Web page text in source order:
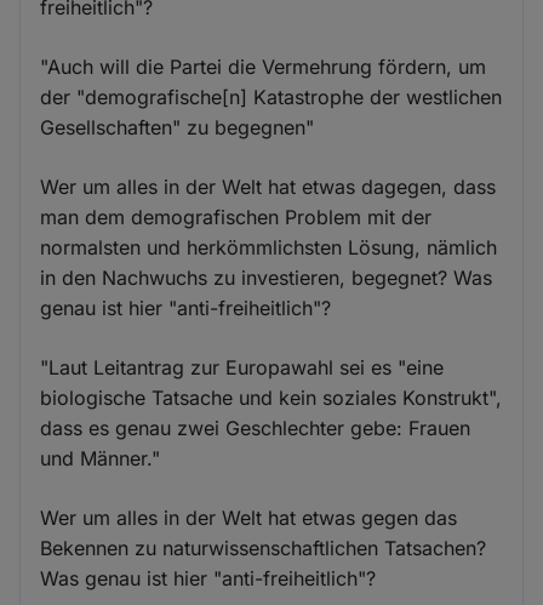
freiheitlich"?
"Auch will die Partei die Vermehrung fördern, um
der "demografische[n] Katastrophe der westlichen
Gesellschaften" zu begegnen"
Wer um alles in der Welt hat etwas dagegen, dass
man dem demografischen Problem mit der
normalsten und herkömmlichsten Lösung, nämlich
in den Nachwuchs zu investieren, begegnet? Was
genau ist hier "anti-freiheitlich"?
"Laut Leitantrag zur Europawahl sei es "eine
biologische Tatsache und kein soziales Konstrukt",
dass es genau zwei Geschlechter gebe: Frauen
und Männer."
Wer um alles in der Welt hat etwas gegen das
Bekennen zu naturwissenschaftlichen Tatsachen?
Was genau ist hier "anti-freiheitlich"?